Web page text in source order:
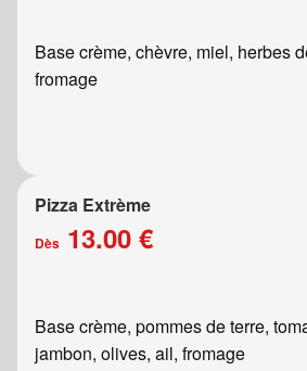
Base crème, chèvre, miel, herbes
fromage
Pizza Extrème
Dès 13.00 €
Base crème, pommes de terre,
jambon, olives, ail, fromage